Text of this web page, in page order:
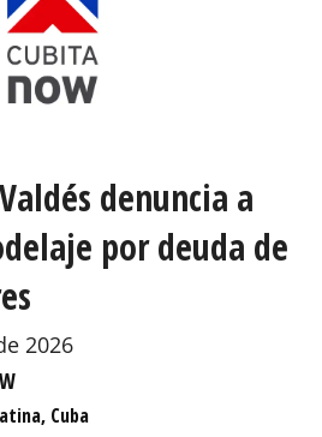
denuncia a
por deuda de
2026
Cuba